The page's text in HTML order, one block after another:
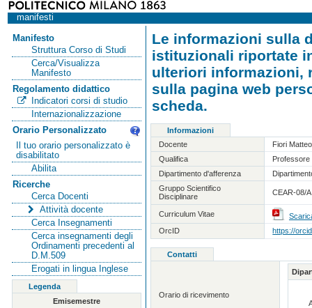
manifesti
Manifesto
Struttura Corso di Studi
Cerca/Visualizza
Manifesto
Regolamento didattico
Indicatori corsi di studio
Internazionalizzazione
Orario Personalizzato
Il tuo orario personalizzato è
disabilitato
Abilita
Ricerche
Cerca Docenti
Attività docente
Cerca Insegnamenti
Cerca insegnamenti degli
Ordinamenti precedenti al
D.M.509
Erogati in lingua Inglese
Legenda
Emisemestre
Le informazioni sulla
istituzionali riportate
ulteriori informazioni,
sulla pagina web
scheda.
Informazioni
Docente
Fiori
Qualifica
Professore
Dipartimento d'afferenza
Gruppo Scientifico
Disciplinare
CEAR-08/
Curriculum Vitae
OrcID
https://
Contatti
Orario di ricevimento